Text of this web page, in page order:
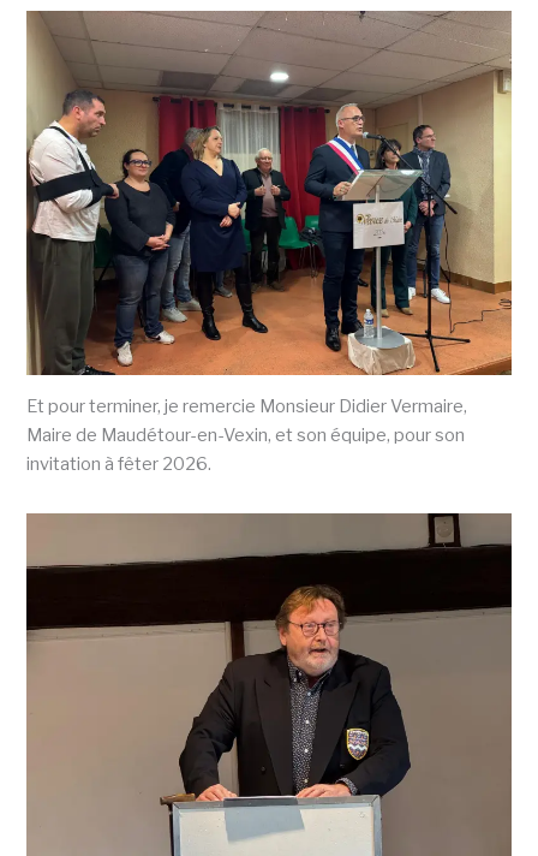
Et pour terminer, je remercie Monsieur Didier Vermaire,
Maire de Maudétour-en-Vexin, et son équipe, pour son
invitation à fêter 2026.